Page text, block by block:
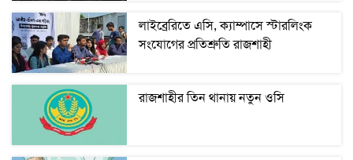
লাইব্রেরিতে এসি, ক্যাম্পাসে স্টারলিংক
সংযোগের প্রতিশ্রুতি রাজশাহী
রাজশাহীর তিন থানায় নতুন ওসি